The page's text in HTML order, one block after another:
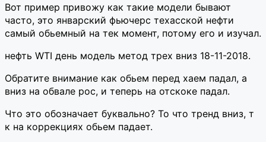
Вот пример привожу как такие модели бывают
часто, это январский фьючерс техасской нефти
самый обьемный на тек момент, потому его и изучал.
нефть WTI день модель метод трех вниз 18-11-2018.
Обратите внимание как обьем перед хаем падал, а
вниз на обвале рос, и теперь на отскоке падал.
Что это обозначает буквально? То что тренд вниз, т
к на коррекциях обьем падает.